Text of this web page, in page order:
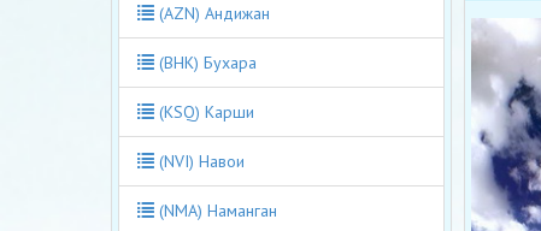
(AZN) Андижан
(BHK) Бухара
(KSQ) Карши
(NVI) Навои
(NMA) Наманган